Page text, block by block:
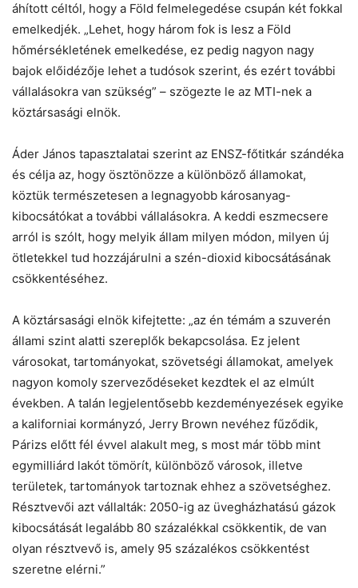
áhított céltól, hogy a Föld felmelegedése csupán két fokkal
emelkedjék. „Lehet, hogy három fok is lesz a Föld
hőmérsékletének emelkedése, ez pedig nagyon nagy
bajok előidézője lehet a tudósok szerint, és ezért további
vállalásokra van szükség” – szögezte le az MTI-nek a
köztársasági elnök.
Áder János tapasztalatai szerint az ENSZ-főtitkár szándéka
és célja az, hogy ösztönözze a különböző államokat,
köztük természetesen a legnagyobb károsanyag-
kibocsátókat a további vállalásokra. A keddi eszmecsere
arról is szólt, hogy melyik állam milyen módon, milyen új
ötletekkel tud hozzájárulni a szén-dioxid kibocsátásának
csökkentéséhez.
A köztársasági elnök kifejtette: „az én témám a szuverén
állami szint alatti szereplők bekapcsolása. Ez jelent
városokat, tartományokat, szövetségi államokat, amelyek
nagyon komoly szerveződéseket kezdtek el az elmúlt
években. A talán legjelentősebb kezdeményezések egyike
a kaliforniai kormányzó, Jerry Brown nevéhez fűződik,
Párizs előtt fél évvel alakult meg, s most már több mint
egymilliárd lakót tömörít, különböző városok, illetve
területek, tartományok tartoznak ehhez a szövetséghez.
Résztvevői azt vállalták: 2050-ig az üvegházhatású gázok
kibocsátását legalább 80 százalékkal csökkentik, de van
olyan résztvevő is, amely 95 százalékos csökkentést
szeretne elérni.”